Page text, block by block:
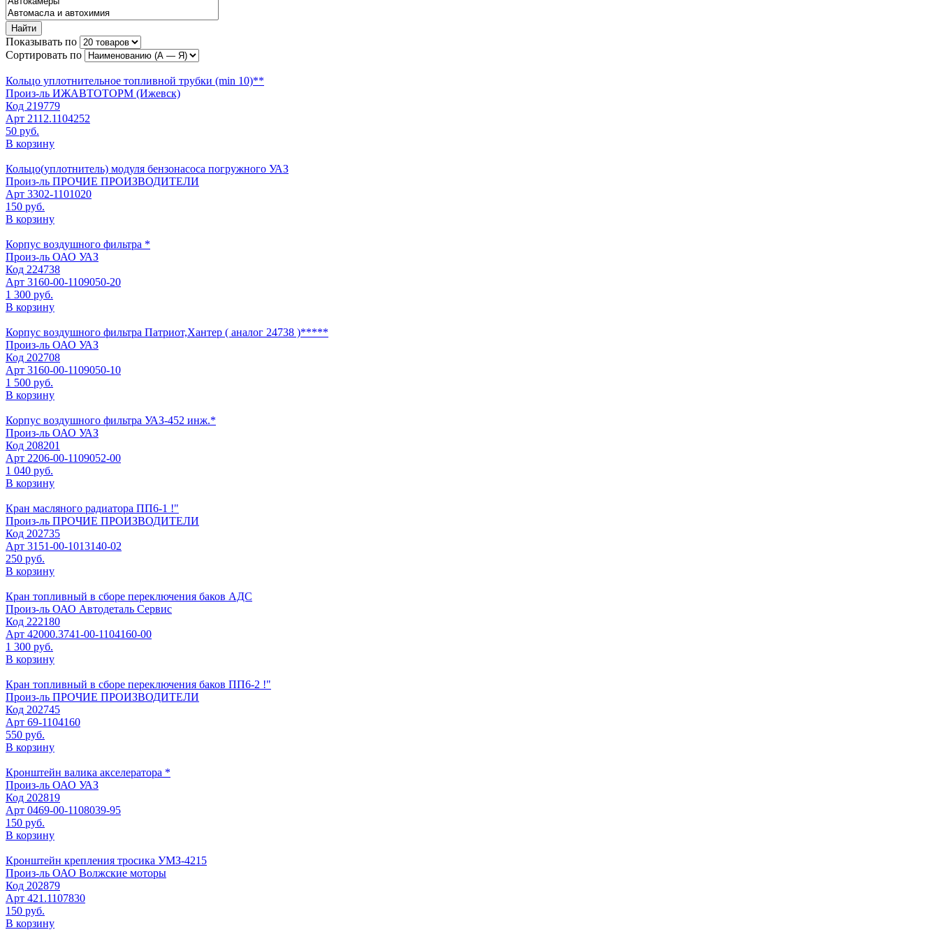
Найти
Показывать по
Сортировать по
Кольцо уплотнительное топливной трубки (min 10)**
Произ-ль ИЖАВТОТОРМ (Ижевск)
Код 219779
Арт 2112.1104252
50 руб.
В корзину
Кольцо(уплотнитель) модуля бензонасоса погружного УАЗ
Произ-ль ПРОЧИЕ ПРОИЗВОДИТЕЛИ
Арт 3302-1101020
150 руб.
В корзину
Корпус воздушного фильтра *
Произ-ль ОАО УАЗ
Код 224738
Арт 3160-00-1109050-20
1 300 руб.
В корзину
Корпус воздушного фильтра Патриот,Хантер ( аналог 24738 )*****
Произ-ль ОАО УАЗ
Код 202708
Арт 3160-00-1109050-10
1 500 руб.
В корзину
Корпус воздушного фильтра УАЗ-452 инж.*
Произ-ль ОАО УАЗ
Код 208201
Арт 2206-00-1109052-00
1 040 руб.
В корзину
Кран масляного радиатора ПП6-1 !"
Произ-ль ПРОЧИЕ ПРОИЗВОДИТЕЛИ
Код 202735
Арт 3151-00-1013140-02
250 руб.
В корзину
Кран топливный в сборе переключения баков АДС
Произ-ль ОАО Автодеталь Сервис
Код 222180
Арт 42000.3741-00-1104160-00
1 300 руб.
В корзину
Кран топливный в сборе переключения баков ПП6-2 !"
Произ-ль ПРОЧИЕ ПРОИЗВОДИТЕЛИ
Код 202745
Арт 69-1104160
550 руб.
В корзину
Кронштейн валика акселератора *
Произ-ль ОАО УАЗ
Код 202819
Арт 0469-00-1108039-95
150 руб.
В корзину
Кронштейн крепления тросика УМЗ-4215
Произ-ль ОАО Волжские моторы
Код 202879
Арт 421.1107830
150 руб.
В корзину